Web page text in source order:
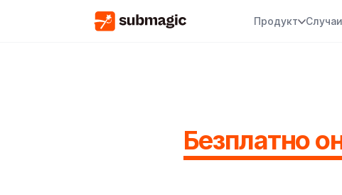
Продукт
Безплатно